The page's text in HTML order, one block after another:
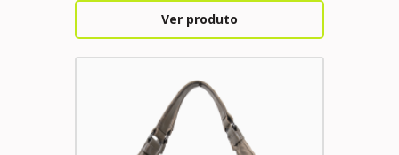
Ver produto